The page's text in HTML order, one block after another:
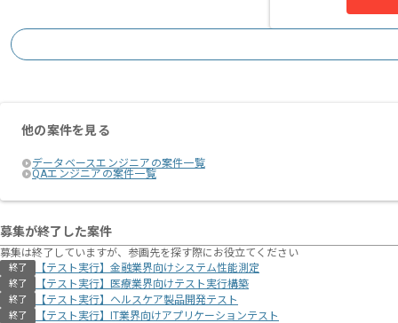
他の案件を見る
データベースエンジニアの案件一覧
QAエンジニアの案件一覧
募集が終了した案件
募集は終了していますが、参画先を探す際にお役立てください
終了 【テスト実行】金融業界向けシステム性能測定
終了 【テスト実行】医療業界向けテスト実行構築
終了 【テスト実行】ヘルスケア製品開発テスト
終了 【テスト実行】IT業界向けアプリケーションテスト